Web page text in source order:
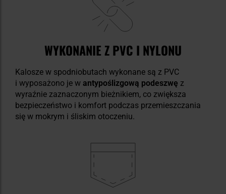
WYKONANIE Z PVC I NYLONU
Kalosze w spodniobutach wykonane są z PVC
i wyposażono je w antypoślizgową podeszwę z
wyraźnie zaznaczonym bieżnikiem, co zwiększa
bezpieczeństwo i komfort podczas przemieszczania
się w mokrym i śliskim otoczeniu.